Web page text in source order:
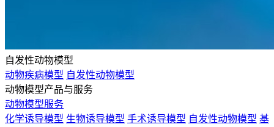
自发性动物模型
动物疾病模型 自发性动物模型
动物模型产品与服务
动物模型服务
化学诱导模型 生物诱导模型 手术诱导模型 自发性动物模型 基